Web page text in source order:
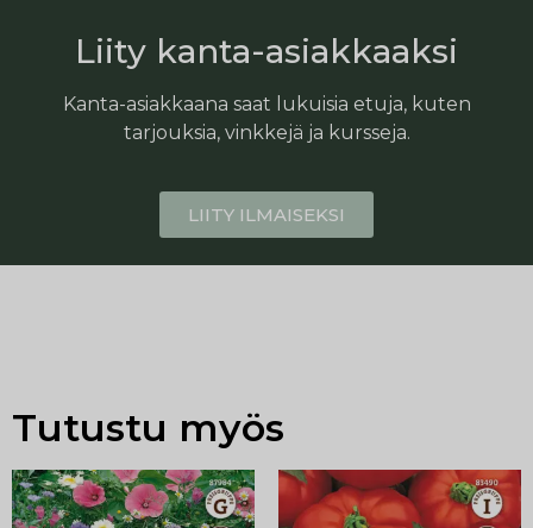
Liity kanta-asiakkaaksi
Kanta-asiakkaana saat lukuisia etuja, kuten
tarjouksia, vinkkejä ja kursseja.
LIITY ILMAISEKSI
Tutustu myös